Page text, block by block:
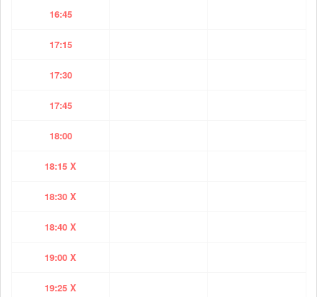
16:45
17:15
17:30
17:45
18:00
18:15 X
18:30 X
18:40 X
19:00 X
19:25 X